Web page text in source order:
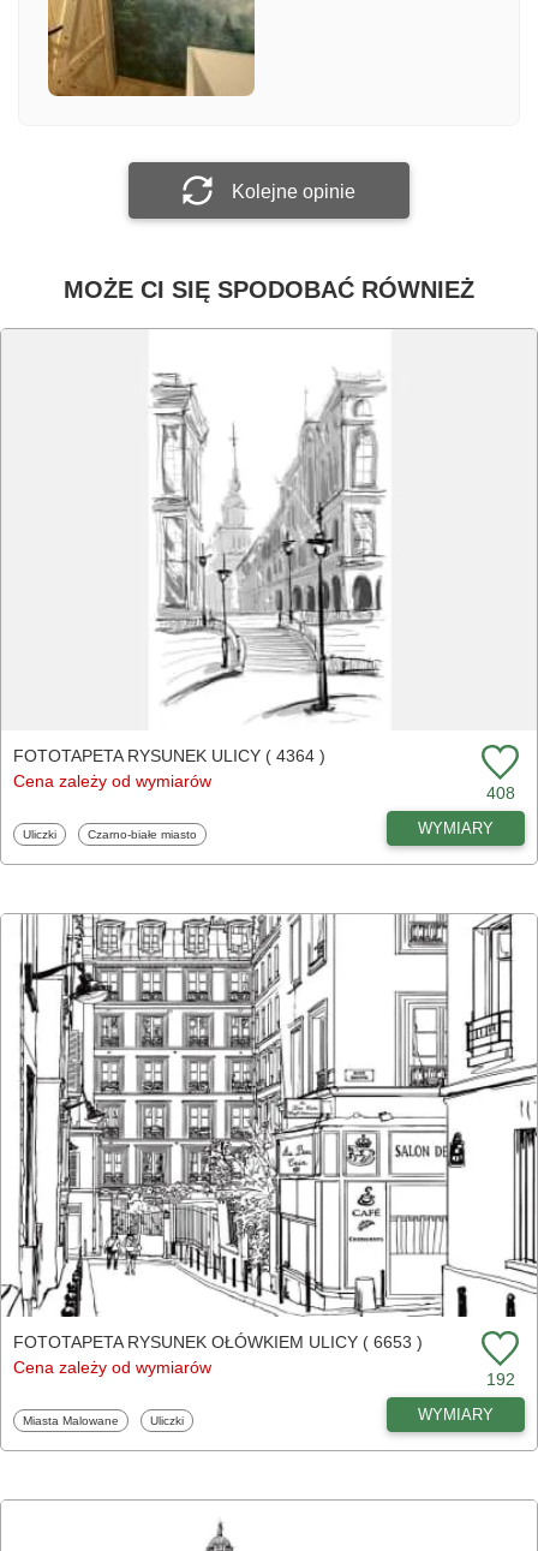
Załącz zdjęcie
Kolejne opinie
MOŻE CI SIĘ SPODOBAĆ RÓWNIEŻ
FOTOTAPETA RYSUNEK ULICY ( 4364 )
Cena zależy od wymiarów
408
Fototapety
Uliczki Fototapety
Czarno-białe miasto WYMIARY
FOTOTAPETA RYSUNEK OŁÓWKIEM ULICY ( 6653 )
Cena zależy od wymiarów
192
Fototapety
Miasta Malowane Fototapety
Uliczki WYMIARY